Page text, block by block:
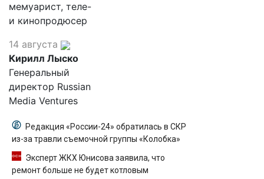
мемуарист, теле-
и кинопродюсер
14 августа
Кирилл Лыско
Генеральный
директор Russian
Media Ventures
Редакция «России-24» обратилась в СКР
из-за травли съемочной группы «Колобка»
Эксперт ЖКХ Юнисова заявила, что
ремонт больше не будет котловым